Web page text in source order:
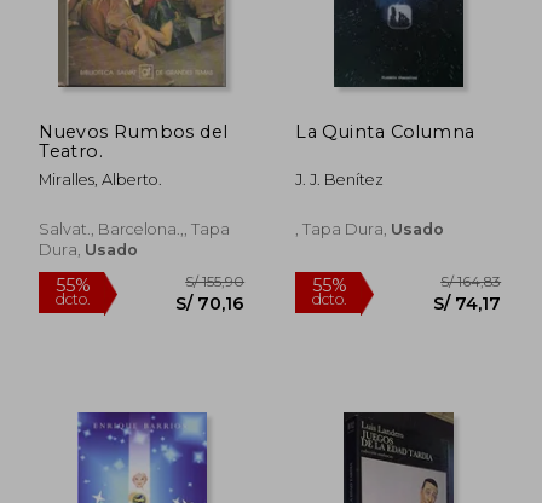
55%
dcto.
55%
dcto.
Nuevos Rumbos del
Teatro.
Miralles, Alberto.
Salvat., Barcelona.,, Tapa
Dura, Usado
La Quinta Columna
J. J. Benítez
, Tapa Dura, Usado